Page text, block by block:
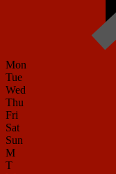
Mon
Tue
Wed
Thu
Fri
Sat
Sun
M
T